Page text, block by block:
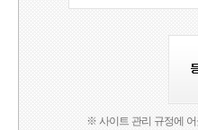
※ 사이트 관리 규정에